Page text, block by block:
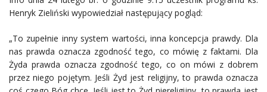
Henryk Zieliński wypowiedział następujący pogląd:
„To zupełnie inny system wartości, inna koncepcja prawdy. Dla
nas prawda oznacza zgodność tego, co mówię z faktami. Dla
Żyda prawda oznacza zgodność tego, co on mówi z dobrem
przez niego pojętym. Jeśli Żyd jest religijny, to prawda oznacza